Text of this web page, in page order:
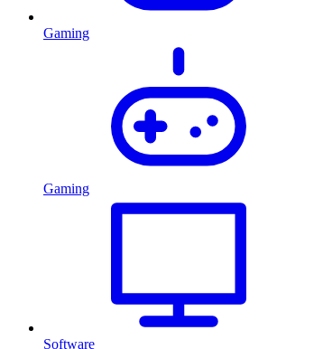
Gaming
Gaming
Software